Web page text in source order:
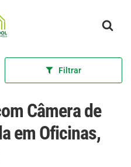
inicial
Filtrar
Câmera de
em Oficinas,